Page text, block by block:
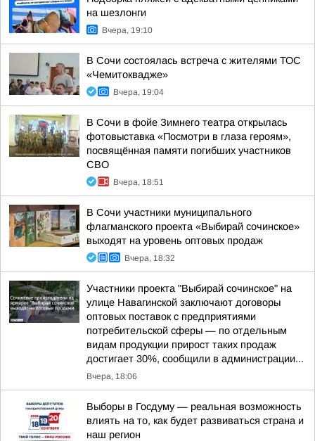
на шезлонги
Вчера, 19:10
В Сочи состоялась встреча с жителями ТОС
«Чемитоквадже»
Вчера, 19:04
В Сочи в фойе Зимнего театра открылась
фотовыставка «Посмотри в глаза героям»,
посвящённая памяти погибших участников
СВО
Вчера, 18:51
В Сочи участники муниципального
флагманского проекта «Выбирай сочинское»
выходят на уровень оптовых продаж
Вчера, 18:32
Участники проекта "Выбирай сочинское" на
улице Навагинской заключают договоры
оптовых поставок с предприятиями
потребительской сферы — по отдельным
видам продукции прирост таких продаж
достигает 30%, сообщили в администрации...
Вчера, 18:06
Выборы в Госдуму — реальная возможность
влиять на то, как будет развиваться страна и
наш регион